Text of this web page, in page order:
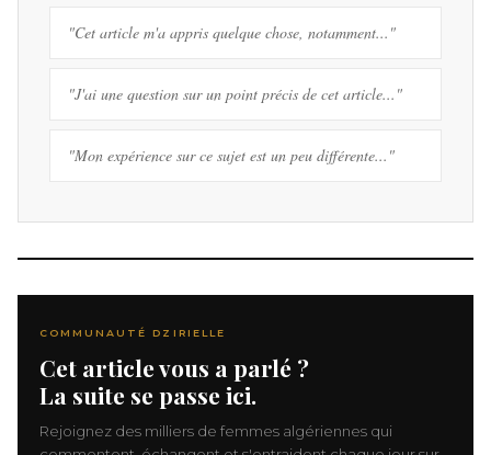
"Cet article m'a appris quelque chose, notamment..."
"J'ai une question sur un point précis de cet article..."
"Mon expérience sur ce sujet est un peu différente..."
COMMUNAUTÉ DZIRIELLE
Cet article vous a parlé ?
La suite se passe ici.
Rejoignez des milliers de femmes algériennes qui